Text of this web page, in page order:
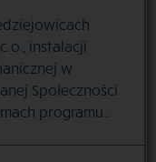
instalacji
w
Społeczności
programu…